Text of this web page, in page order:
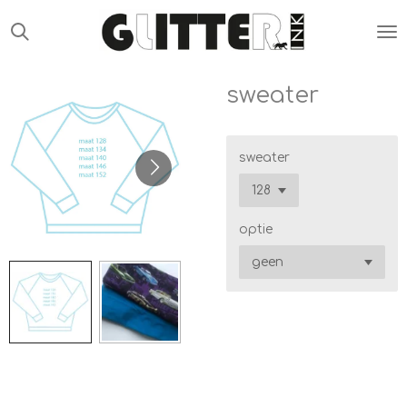
direct
sweater
sweater
optie